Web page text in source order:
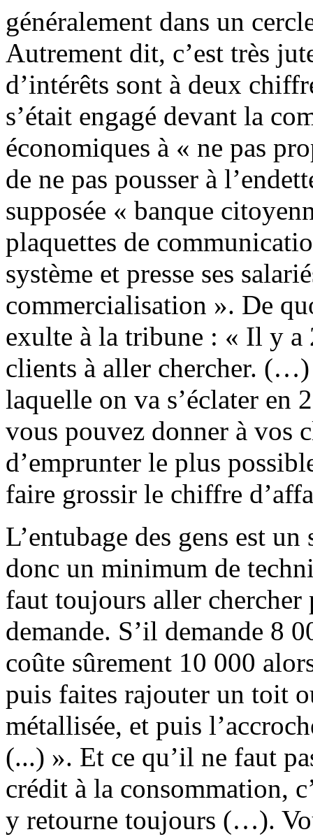
généralement dans un
Autrement dit, c’est très
d’intérêts sont à deux
s’était engagé devant la
économiques à « ne pas
de ne pas pousser à
supposée « banque
plaquettes de
système et presse ses
commercialisation ». De
exulte à la tribune : « Il y a
clients à aller chercher.
laquelle on va s’éclater en
vous pouvez donner à vos
d’emprunter le plus
faire grossir le chiffre
L’entubage des gens est
donc un minimum de
faut toujours aller chercher
demande. S’il demande 8
coûte sûrement 10 000
puis faites rajouter un toit
métallisée, et puis
(...) ». Et ce qu’il ne faut
crédit à la consommation,
y retourne toujours (…).